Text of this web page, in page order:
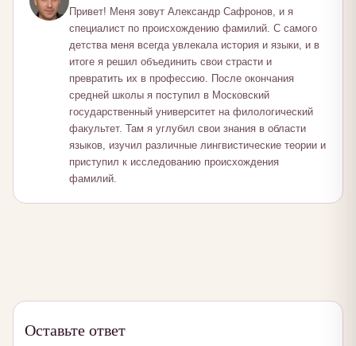
Привет! Меня зовут Александр Сафронов, и я
специалист по происхождению фамилий. С самого
детства меня всегда увлекала история и языки, и в
итоге я решил объединить свои страсти и
превратить их в профессию. После окончания
средней школы я поступил в Московский
государственный университет на филологический
факультет. Там я углубил свои знания в области
языков, изучил различные лингвистические теории и
приступил к исследованию происхождения
фамилий.
Оставьте ответ